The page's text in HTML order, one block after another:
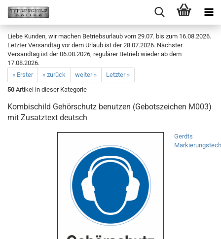
Liebe Kunden, wir machen Betriebsurlaub vom 29.07. bis zum 16.08.2026.
Letzter Versandtag vor dem Urlaub ist der 28.07.2026. Nächster
Versandtag ist der 06.08.2026, regulärer Betrieb wieder ab dem
17.08.2026.
« Erster
« zurück weiter »
Letzter »
50 Artikel in dieser Kategorie
Kombischild Gehörschutz benutzen (Gebotszeichen M003)
mit Zusatztext deutsch
Gerdts